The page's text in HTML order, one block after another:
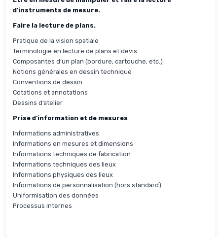
d’instruments de mesure.
Faire la lecture de plans.
Pratique de la vision spatiale
Terminologie en lecture de plans et devis
Composantes d’un plan (bordure, cartouche, etc.)
Notions générales en dessin technique
Conventions de dessin
Cotations et annotations
Dessins d’atelier
Prise d’information et de mesures
Informations administratives
Informations en mesures et dimensions
Informations techniques de fabrication
Informations techniques des lieux
Informations physiques des lieux
Informations de personnalisation (hors standard)
Uniformisation des données
Processus internes